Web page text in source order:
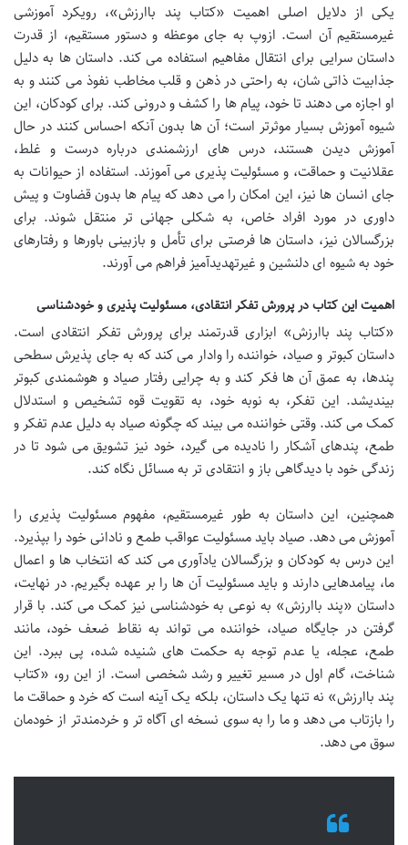
یکی از دلایل اصلی اهمیت «کتاب پند باارزش»، رویکرد آموزشی
غیرمستقیم آن است. ازوپ به جای موعظه و دستور مستقیم، از قدرت
داستان سرایی برای انتقال مفاهیم استفاده می کند. داستان ها به دلیل
جذابیت ذاتی شان، به راحتی در ذهن و قلب مخاطب نفوذ می کنند و به
او اجازه می دهند تا خود، پیام ها را کشف و درونی کند. برای کودکان، این
شیوه آموزش بسیار موثرتر است؛ آن ها بدون آنکه احساس کنند در حال
آموزش دیدن هستند، درس های ارزشمندی درباره درست و غلط،
عقلانیت و حماقت، و مسئولیت پذیری می آموزند. استفاده از حیوانات به
جای انسان ها نیز، این امکان را می دهد که پیام ها بدون قضاوت و پیش
داوری در مورد افراد خاص، به شکلی جهانی تر منتقل شوند. برای
بزرگسالان نیز، داستان ها فرصتی برای تأمل و بازبینی باورها و رفتارهای
خود به شیوه ای دلنشین و غیرتهدیدآمیز فراهم می آورند.
اهمیت این کتاب در پرورش تفکر انتقادی، مسئولیت پذیری و خودشناسی
«کتاب پند باارزش» ابزاری قدرتمند برای پرورش تفکر انتقادی است.
داستان کبوتر و صیاد، خواننده را وادار می کند که به جای پذیرش سطحی
پندها، به عمق آن ها فکر کند و به چرایی رفتار صیاد و هوشمندی کبوتر
بیندیشد. این تفکر، به نوبه خود، به تقویت قوه تشخیص و استدلال
کمک می کند. وقتی خواننده می بیند که چگونه صیاد به دلیل عدم تفکر و
طمع، پندهای آشکار را نادیده می گیرد، خود نیز تشویق می شود تا در
زندگی خود با دیدگاهی باز و انتقادی تر به مسائل نگاه کند.
همچنین، این داستان به طور غیرمستقیم، مفهوم مسئولیت پذیری را
آموزش می دهد. صیاد باید مسئولیت عواقب طمع و نادانی خود را بپذیرد.
این درس به کودکان و بزرگسالان یادآوری می کند که انتخاب ها و اعمال
ما، پیامدهایی دارند و باید مسئولیت آن ها را بر عهده بگیریم. در نهایت،
داستان «پند باارزش» به نوعی به خودشناسی نیز کمک می کند. با قرار
گرفتن در جایگاه صیاد، خواننده می تواند به نقاط ضعف خود، مانند
طمع، عجله، یا عدم توجه به حکمت های شنیده شده، پی ببرد. این
شناخت، گام اول در مسیر تغییر و رشد شخصی است. از این رو، «کتاب
پند باارزش» نه تنها یک داستان، بلکه یک آینه است که خرد و حماقت ما
را بازتاب می دهد و ما را به سوی نسخه ای آگاه تر و خردمندتر از خودمان
سوق می دهد.